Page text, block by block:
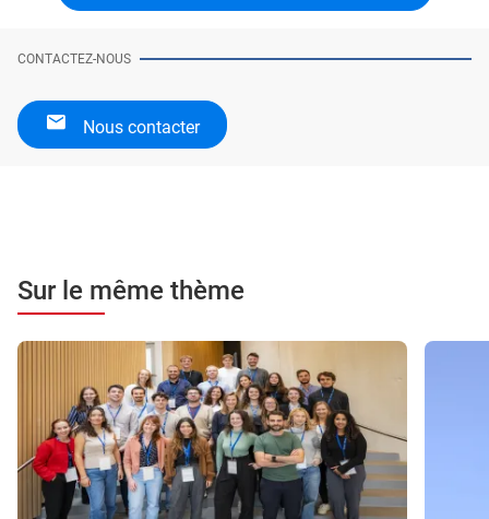
CONTACTEZ-NOUS
Nous contacter
Sur le même thème